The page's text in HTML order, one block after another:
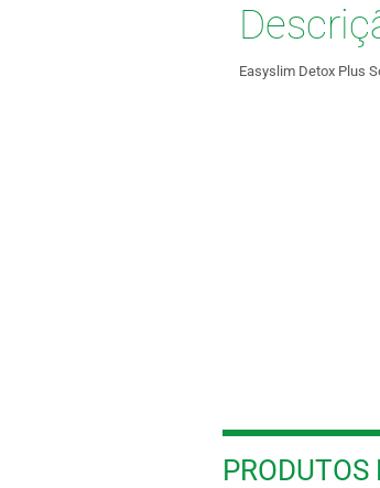
Easyslim Detox Plus